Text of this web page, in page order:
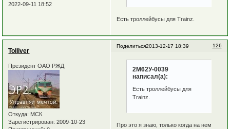
2022-09-11 18:52
Есть троллейбусы для Trainz.
Поделиться 126
2013-12-17 18:39
Tolliver
Президент ОАО РЖД
Откуда: МСК
Зарегистрирован: 2009-10-23
2М62У-0039
написал(а):
Есть троллейбусы для
Trainz.
Про это я знаю, только когда на нем